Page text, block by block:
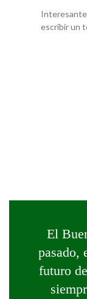
escribir un
El
pasado,
futuro